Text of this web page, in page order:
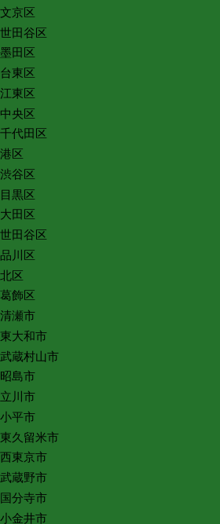
文京区
世田谷区
墨田区
台東区
江東区
中央区
千代田区
港区
渋谷区
目黒区
大田区
世田谷区
品川区
北区
葛飾区
清瀬市
東大和市
武蔵村山市
昭島市
立川市
小平市
東久留米市
西東京市
武蔵野市
国分寺市
小金井市